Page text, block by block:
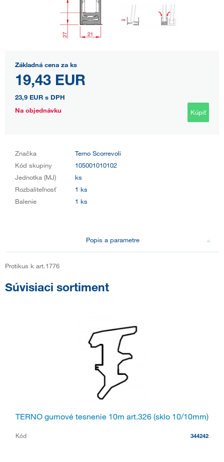
Základná cena za ks
19,43 EUR
23,9 EUR s DPH
Na objednávku
Kúpiť
Značka
Terno Scorrevoli
Kód skupiny
105001010102
Jednotka (MJ)
ks
Rozbaliteľnosť
1 ks
Balenie
1 ks
Popis a parametre
Protikus k art.1776
Súvisiaci sortiment
TERNO gumové tesnenie 10m art.326 (sklo 10/10mm)
Kód 344242